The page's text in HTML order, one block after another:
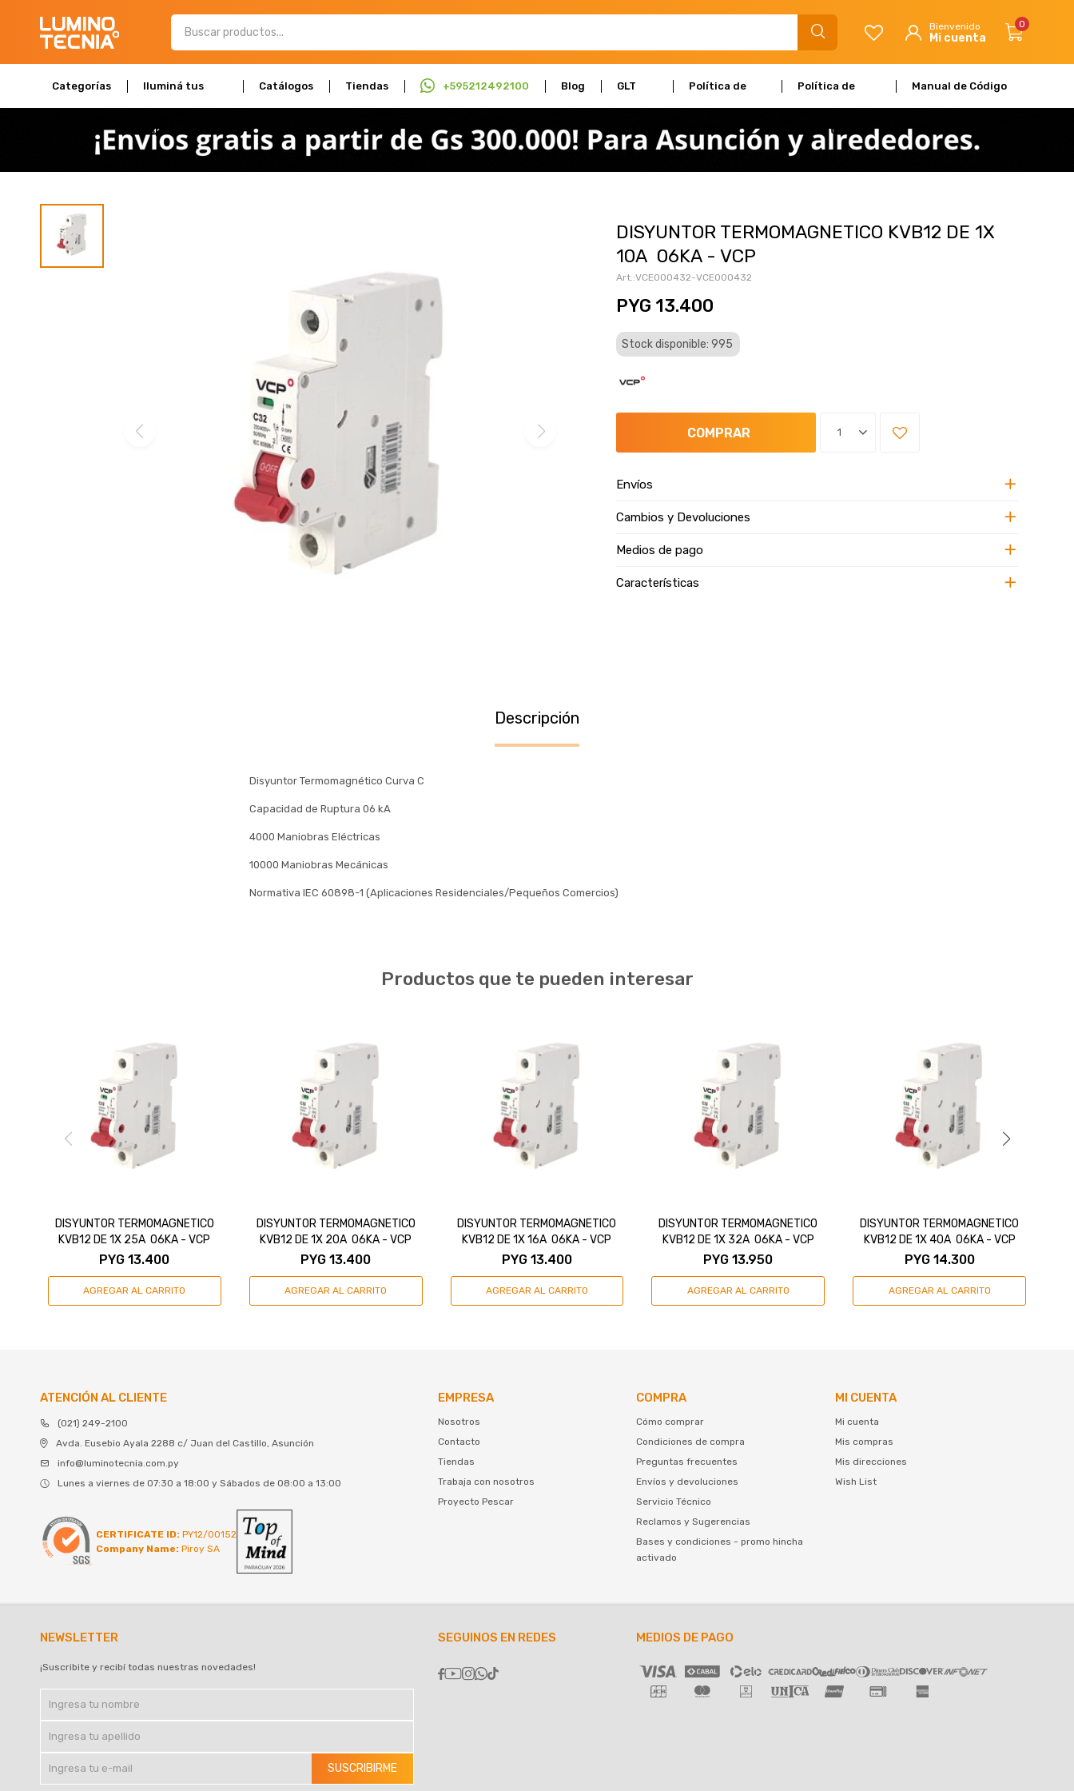
Categorías Iluminá tus
espacios
Catálogos Tiendas +595212492100 Blog GLT Política de Política de
Garantía
Manual de Código
de Ética
0
DISYUNTOR TERMOMAGNETICO KVB12 DE 1X
10A 06KA - VCP
VCE000432-VCE000432
PYG 13.400
Stock disponible: 995
1
COMPRAR
Envíos
Cambios y Devoluciones
Medios de pago
Características
Descripción
Disyuntor Termomagnético Curva C
Capacidad de Ruptura 06 kA
4000 Maniobras Eléctricas
10000 Maniobras Mecánicas
Normativa IEC 60898-1 (Aplicaciones Residenciales/Pequeños Comercios)
Productos que te pueden interesar
DISYUNTOR TERMOMAGNETICO
KVB12 DE 1X 25A 06KA - VCP
PYG 13.400
DISYUNTOR TERMOMAGNETICO
KVB12 DE 1X 20A 06KA - VCP
PYG 13.400
DISYUNTOR TERMOMAGNETICO
KVB12 DE 1X 16A 06KA - VCP
PYG 13.400
DISYUNTOR TERMOMAGNETICO
KVB12 DE 1X 32A 06KA - VCP
PYG 13.950
DISYUNTOR TERMOMAGNETICO
KVB12 DE 1X 40A 06KA - VCP
PYG 14.300
ATENCIÓN AL CLIENTE
(021) 249-2100
Avda. Eusebio Ayala 2288 c/ Juan del Castillo, Asunción
info@luminotecnia.com.py
Lunes a viernes de 07:30 a 18:00 y Sábados de 08:00 a 13:00
CERTIFICATE ID: PY12/00152
Company Name: Piroy SA
EMPRESA
Nosotros
Contacto
Tiendas
Trabaja con nosotros
Proyecto Pescar
COMPRA
Cómo comprar
Condiciones de compra
Preguntas frecuentes
Envíos y devoluciones
Servicio Técnico
Reclamos y Sugerencias
Bases y condiciones - promo hincha
activado
MI CUENTA
Mi cuenta
Mis compras
Mis direcciones
Wish List
NEWSLETTER
¡Suscribite y recibí todas nuestras novedades!
SUSCRIBIRME
SEGUINOS EN REDES

MEDIOS DE PAGO